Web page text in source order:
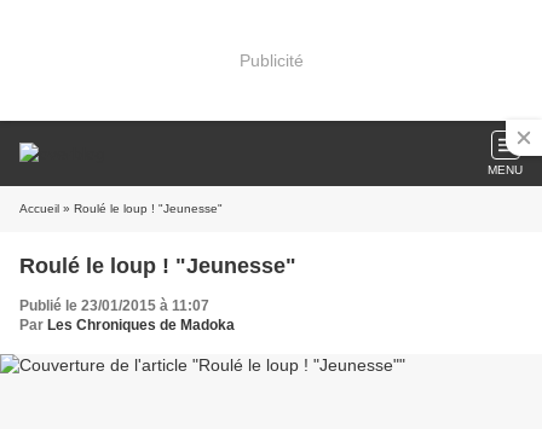
Publicité
MENU
Accueil » Roulé le loup ! "Jeunesse"
Roulé le loup ! "Jeunesse"
Publié le 23/01/2015 à 11:07
Par Les Chroniques de Madoka